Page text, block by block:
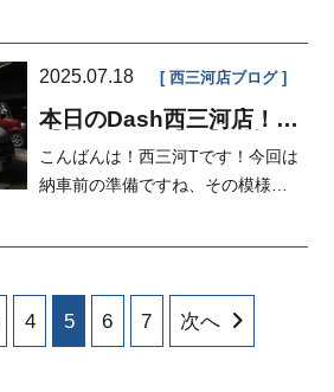
2025.07.18 西三河店ブログ
本日のDash西三河店！
ーン！】【審査がとりや
すいオートローン有りま
こんばんは！西三河Tです！今回は
納車前の準備ですね、その模様を
4 5 6 7 次へ